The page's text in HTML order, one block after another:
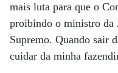
mais luta para que o
proibindo o ministro da
Supremo. Quando sair
cuidar da minha